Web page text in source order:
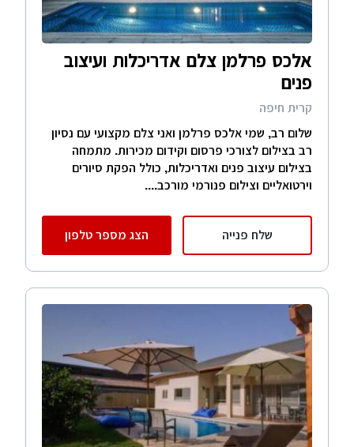
אלכס פרלמן צלם אדריכלות ועיצוב
פנים
קרית חיפה
שלום רב, שמי אלכס פרלמן ואני צלם מקצועי עם נסיון
רב בצילום לצורכי פרסום וקידום מכירות. מתמחה
בצילום עיצוב פנים ואדריכלות, כולל הפקת סיורים
וירטואליים וצילום פנורמי מורכב....
שלח פנייה הצג מספר טלפון